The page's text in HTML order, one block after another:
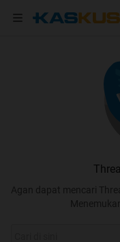
Agan dapat mencari